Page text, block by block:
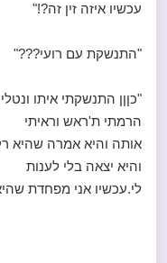
עכשיו איזה זין זה?!"
"התנשקת עם רועי???"
"כןןן התנשקתי איתו
הרמתי ת'ראש וראיתי
אותה והיא אמרה שהיא
והיא יצאה בלי לענות
לי.עכשיו אני מפחדת